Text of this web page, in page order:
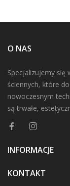
O NAS
Specjalizujemy się
ściennych, które
nowoczesnym
są trwałe,
INFORMACJE
KONTAKT